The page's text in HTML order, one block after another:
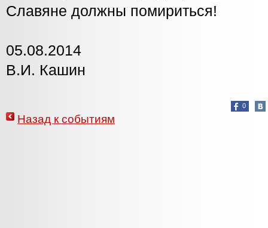
Славяне должны помириться!
05.08.2014
В.И. Кашин
0
Назад к событиям